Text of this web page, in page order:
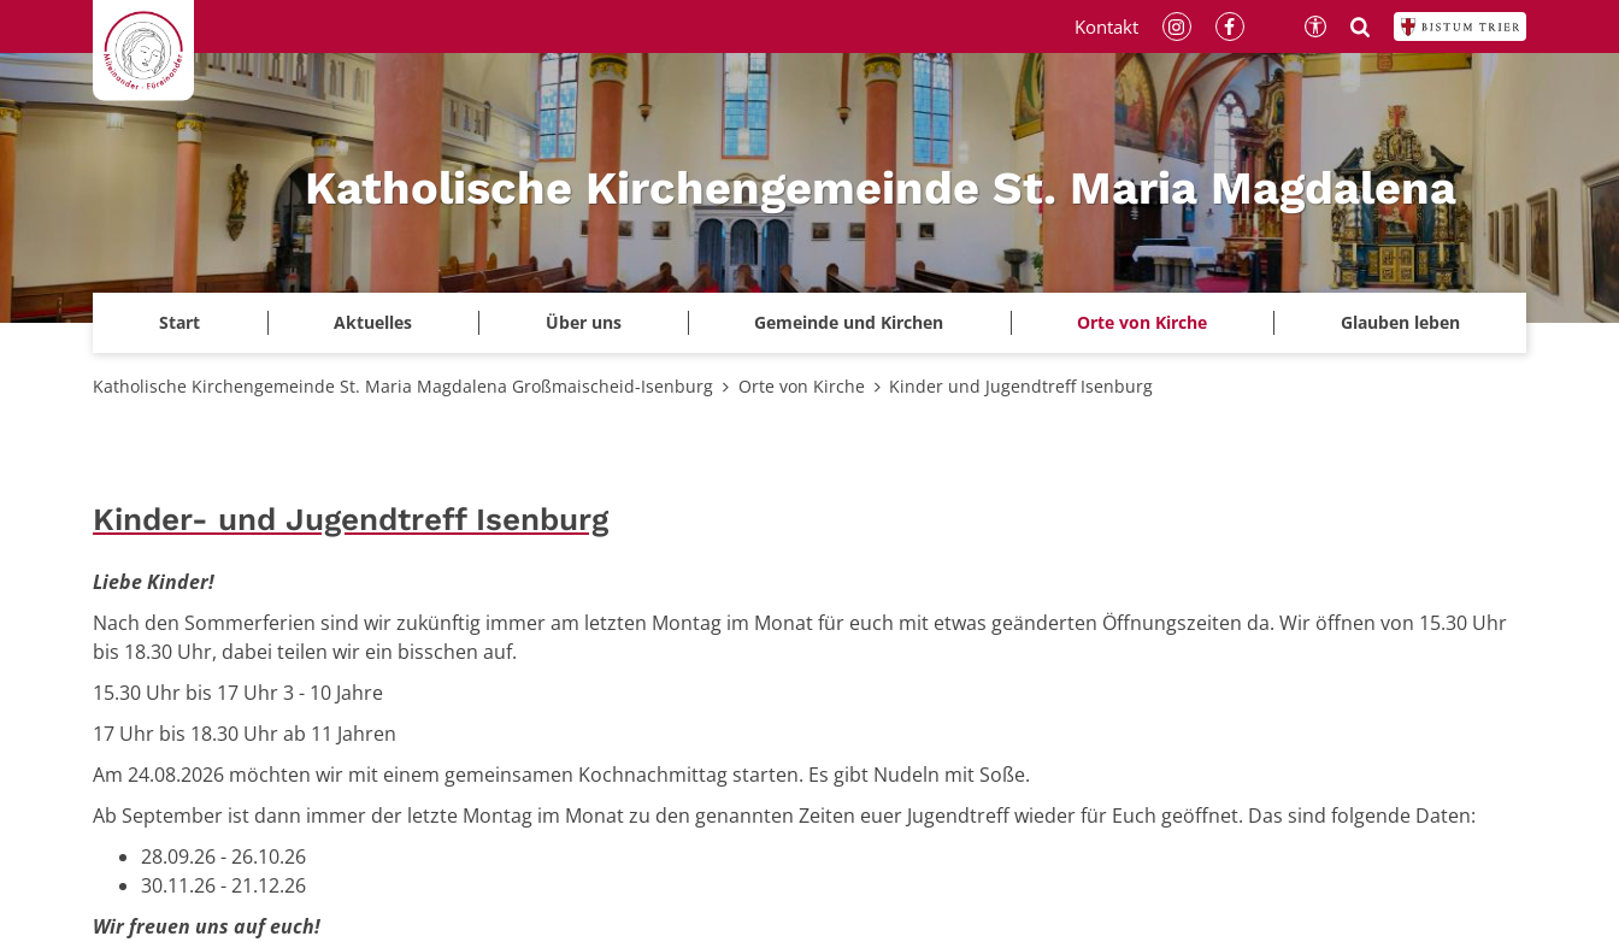
Zum Inhalt springen
Katholische Kirchengemeinde St. Maria Magdalena
Start Aktuelles Über uns Gemeinde und Kirchen Orte von Kirche Glauben leben
Kontakt
Katholische Kirchengemeinde St. Maria Magdalena Großmaischeid-Isenburg Orte von Kirche Kinder und Jugendtreff Isenburg
Kinder- und Jugendtreff Isenburg
Liebe Kinder!
Nach den Sommerferien sind wir zukünftig immer am letzten Montag im Monat für euch mit etwas geänderten Öffnungszeiten da. Wir öffnen von 15.30 Uhr
bis 18.30 Uhr, dabei teilen wir ein bisschen auf.
15.30 Uhr bis 17 Uhr 3 - 10 Jahre
17 Uhr bis 18.30 Uhr ab 11 Jahren
Am 24.08.2026 möchten wir mit einem gemeinsamen Kochnachmittag starten. Es gibt Nudeln mit Soße.
Ab September ist dann immer der letzte Montag im Monat zu den genannten Zeiten euer Jugendtreff wieder für Euch geöffnet. Das sind folgende Daten:
28.09.26 - 26.10.26
30.11.26 - 21.12.26
Wir freuen uns auf euch!